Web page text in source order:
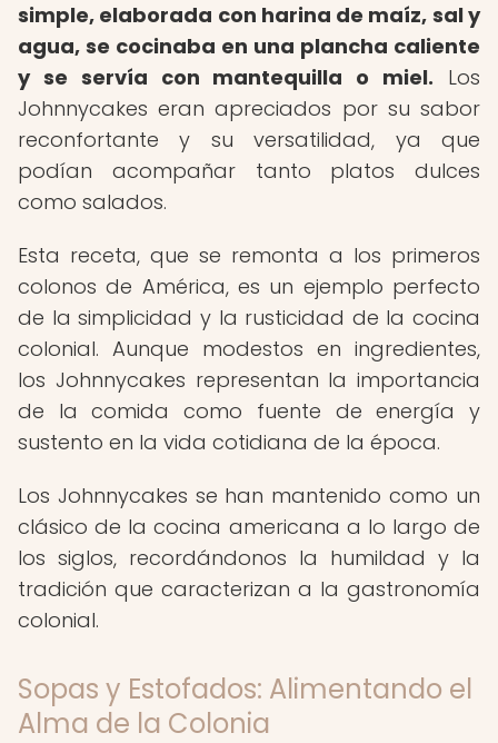
simple, elaborada con harina de maíz, sal y
agua, se cocinaba en una plancha caliente
y se servía con mantequilla o miel. Los
Johnnycakes eran apreciados por su sabor
reconfortante y su versatilidad, ya que
podían acompañar tanto platos dulces
como salados.
Esta receta, que se remonta a los primeros
colonos de América, es un ejemplo perfecto
de la simplicidad y la rusticidad de la cocina
colonial. Aunque modestos en ingredientes,
los Johnnycakes representan la importancia
de la comida como fuente de energía y
sustento en la vida cotidiana de la época.
Los Johnnycakes se han mantenido como un
clásico de la cocina americana a lo largo de
los siglos, recordándonos la humildad y la
tradición que caracterizan a la gastronomía
colonial.
Sopas y Estofados: Alimentando el
Alma de la Colonia